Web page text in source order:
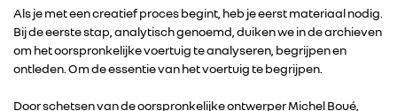
Als je met een creatief proces begint, heb je eerst materiaal nodig.
Bij de eerste stap, analytisch genoemd, duiken we in de archieven
om het oorspronkelijke voertuig te analyseren, begrijpen en
ontleden. Om de essentie van het voertuig te begrijpen.
Door schetsen van de oorspronkelijke ontwerper Michel Boué,